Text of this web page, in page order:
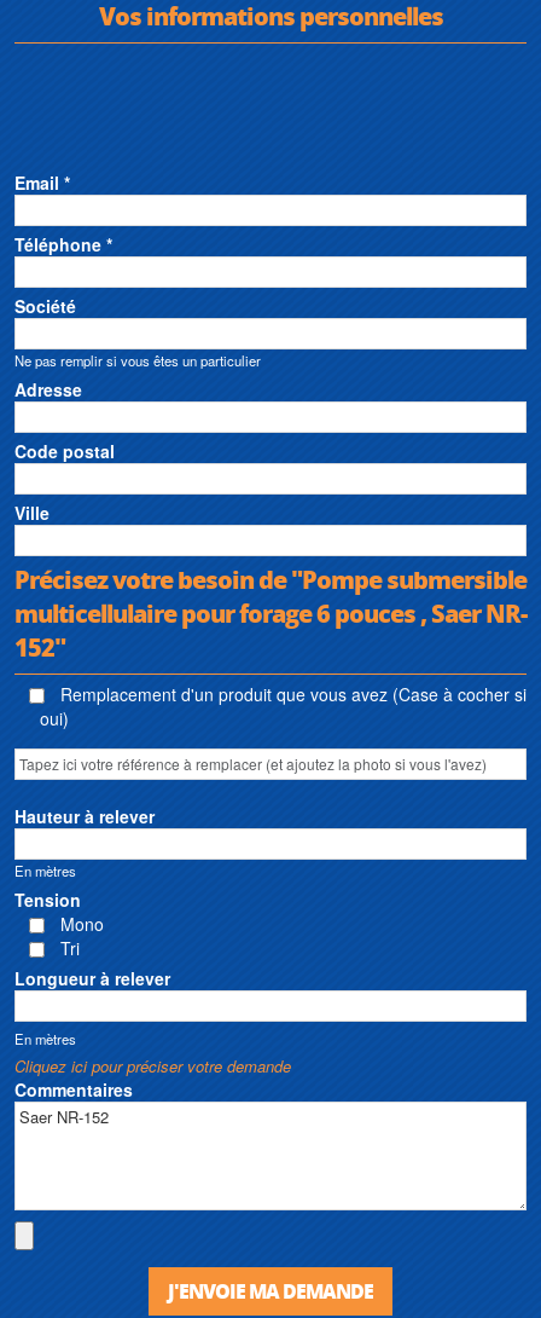
Vos informations personnelles
Email *
Téléphone *
Société
Ne pas remplir si vous êtes un particulier
Adresse
Code postal
Ville
Précisez votre besoin de "Pompe submersible
multicellulaire pour forage 6 pouces , Saer NR-
152"
Remplacement d'un produit que vous avez (Case à cocher si
oui)
Hauteur à relever
En mètres
Tension
Mono
Tri
Longueur à relever
En mètres
Cliquez ici pour préciser votre demande
Commentaires
J'ENVOIE MA DEMANDE